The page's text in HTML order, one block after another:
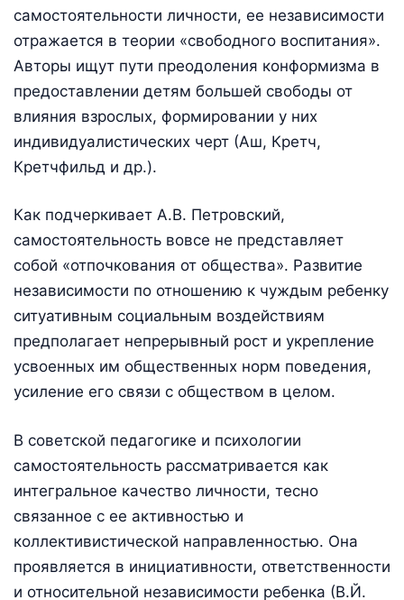
самостоятельности личности, ее независимости
отражается в теории «свободного воспитания».
Авторы ищут пути преодоления конформизма в
предоставлении детям большей свободы от
влияния взрослых, формировании у них
индивидуалистических черт (Аш, Кретч,
Кретчфильд и др.).
Как подчеркивает А.В. Петровский,
самостоятельность вовсе не представляет
собой «отпочкования от общества». Развитие
независимости по отношению к чуждым ребенку
ситуативным социальным воздействиям
предполагает непрерывный рост и укрепление
усвоенных им общественных норм поведения,
усиление его связи с обществом в целом.
В советской педагогике и психологии
самостоятельность рассматривается как
интегральное качество личности, тесно
связанное с ее активностью и
коллективистической направленностью. Она
проявляется в инициативности, ответственности
и относительной независимости ребенка (В.Й.